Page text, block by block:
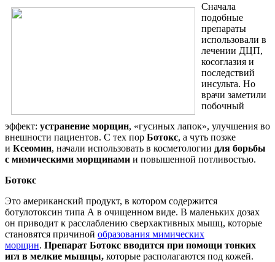
Сначала
подобные
препараты
использовали в
лечении ДЦП,
косоглазия и
последствий
инсульта. Но
врачи заметили
побочный
эффект: устранение морщин, «гусиных лапок», улучшения во
внешности пациентов. С тех пор Ботокс, а чуть позже
и Ксеомин, начали использовать в косметологии для борьбы
с мимическими морщинами и повышенной потливостью.
Ботокс
Это американский продукт, в котором содержится
ботулотоксин типа А в очищенном виде. В маленьких дозах
он приводит к расслаблению сверхактивных мышц, которые
становятся причиной образования мимических
морщин. Препарат Ботокс вводится при помощи тонких
игл в мелкие мышцы, которые располагаются под кожей.